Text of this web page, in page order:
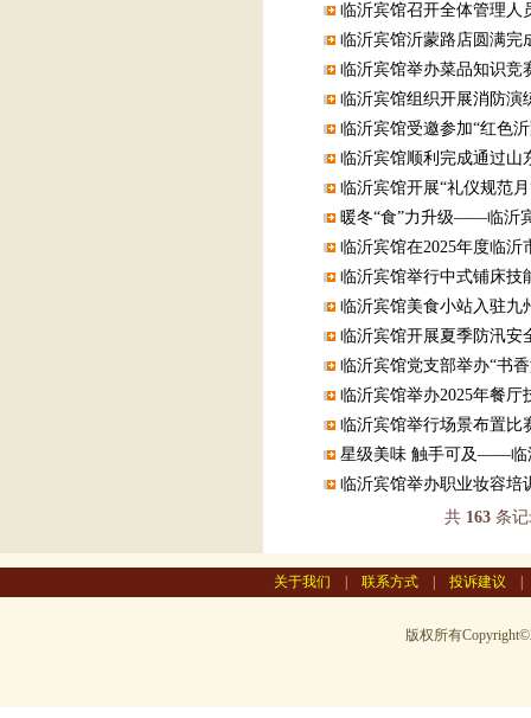
临沂宾馆召开全体管理人
临沂宾馆沂蒙路店圆满完
临沂宾馆举办菜品知识竞
临沂宾馆组织开展消防演
临沂宾馆受邀参加“红色
临沂宾馆顺利完成通过山
临沂宾馆开展“礼仪规范
暖冬“食”力升级——临沂
临沂宾馆在2025年度临
临沂宾馆举行中式铺床技
临沂宾馆美食小站入驻九
临沂宾馆开展夏季防汛安
临沂宾馆党支部举办“书
临沂宾馆举办2025年餐厅
临沂宾馆举行场景布置比
星级美味 触手可及——临
临沂宾馆举办职业妆容培
共 163 条
关于我们 联系方式 投诉建议
版权所有